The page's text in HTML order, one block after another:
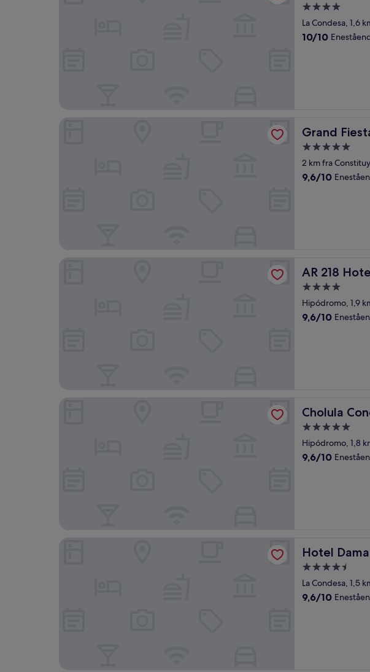
4.0-
stjernet
La Condesa, 1,6
10.0
10/10
Grand
Grand Fiesta
5.0-
stjernet
2 km fra
9.6
9,6/10
AR 218
AR 218 Hotel
4.0-
stjernet
Hipódromo, 1,9
9.6
9,6/10
Cholula
Cholula
5.0-
stjernet
Hipódromo, 1,8
9.6
9,6/10
Hotel Dama
Hotel Dama
4.5-
stjernet
La Condesa, 1,5
9.6
9,6/10